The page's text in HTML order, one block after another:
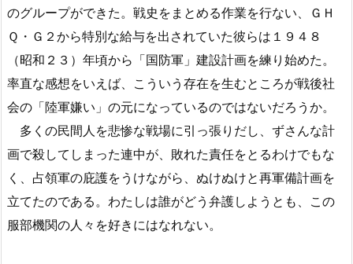
のグループができた。戦史をまとめる作業を行ない、ＧＨ
Ｑ・Ｇ２から特別な給与を出されていた彼らは１９４８
（昭和２３）年頃から「国防軍」建設計画を練り始めた。
率直な感想をいえば、こういう存在を生むところが戦後社
会の「陸軍嫌い」の元になっているのではないだろうか。
多くの民間人を悲惨な戦場に引っ張りだし、ずさんな計
画で殺してしまった連中が、敗れた責任をとるわけでもな
く、占領軍の庇護をうけながら、ぬけぬけと再軍備計画を
立てたのである。わたしは誰がどう弁護しようとも、この
服部機関の人々を好きにはなれない。